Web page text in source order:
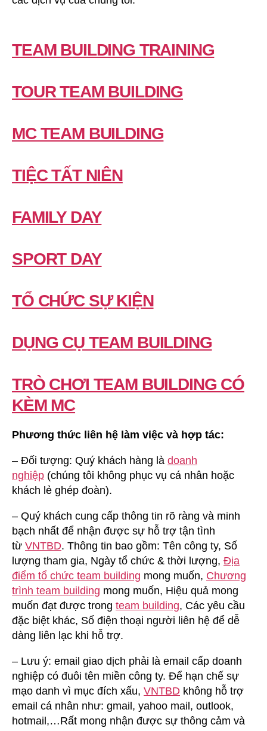
TEAM BUILDING TRAINING
TOUR TEAM BUILDING
MC TEAM BUILDING
TIỆC TẤT NIÊN
FAMILY DAY
SPORT DAY
TỔ CHỨC SỰ KIỆN
DỤNG CỤ TEAM BUILDING
TRÒ CHƠI TEAM BUILDING CÓ
KÈM MC
Phương thức liên hệ làm việc và hợp tác:
– Đối tượng: Quý khách hàng là doanh
nghiệp (chúng tôi không phục vụ cá nhân hoặc
khách lẻ ghép đoàn).
– Quý khách cung cấp thông tin rõ ràng và minh
bạch nhất để nhận được sự hỗ trợ tận tình
từ VNTBD. Thông tin bao gồm: Tên công ty, Số
lượng tham gia, Ngày tổ chức & thời lượng, Địa
điểm tổ chức team building mong muốn, Chương
trình team building mong muốn, Hiệu quả mong
muốn đạt được trong team building, Các yêu cầu
đặc biệt khác, Số điện thoại người liên hệ để dễ
dàng liên lạc khi hỗ trợ.
– Lưu ý: email giao dịch phải là email cấp doanh
nghiệp có đuôi tên miền công ty. Để hạn chế sự
mạo danh vì mục đích xấu, VNTBD không hỗ trợ
email cá nhân như: gmail, yahoo mail, outlook,
hotmail,…Rất mong nhận được sự thông cảm và